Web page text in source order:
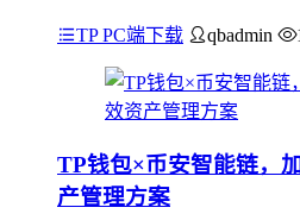
TP PC端下载 qbadmin
TP钱包×币安智能链，
产管理方案